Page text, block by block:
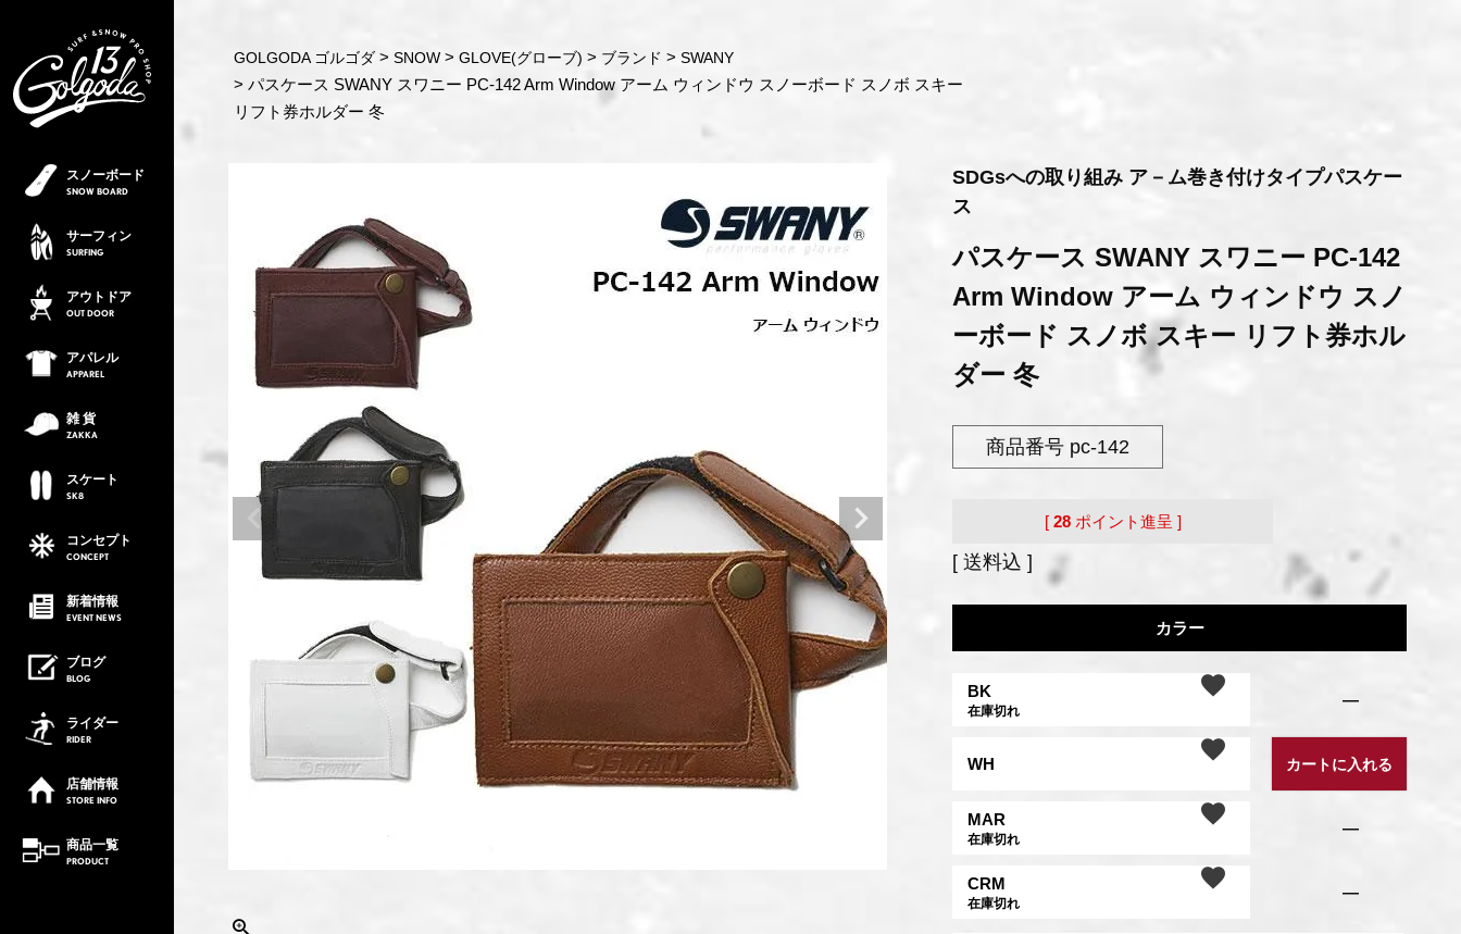
スノーボード
SNOW BOARD
サーフィン
SURFING
アウトドア
OUT DOOR
アパレル
APPAREL
雑 貨
ZAKKA
スケート
SK8
コンセプト
CONCEPT
新着情報
EVENT NEWS
ブログ
BLOG
ライダー
RIDER
店舗情報
STORE INFO
商品一覧
PRODUCT
GOLGODA ゴルゴダ SNOW GLOVE(グローブ) ブランド SWANY
パスケース SWANY スワニー PC-142 Arm Window アーム ウィンドウ スノーボード スノボ スキー
リフト券ホルダー 冬
SDGsへの取り組み ア－ム巻き付けタイプパスケー
ス
パスケース SWANY スワニー PC-142
Arm Window アーム ウィンドウ スノ
ーボード スノボ スキー リフト券ホル
ダー 冬
商品番号 pc-142
[ 28 ポイント進呈 ]
送料込
カラー
BK
在庫切れ
—
WH カートに入れる
MAR
在庫切れ
—
CRM
在庫切れ
—